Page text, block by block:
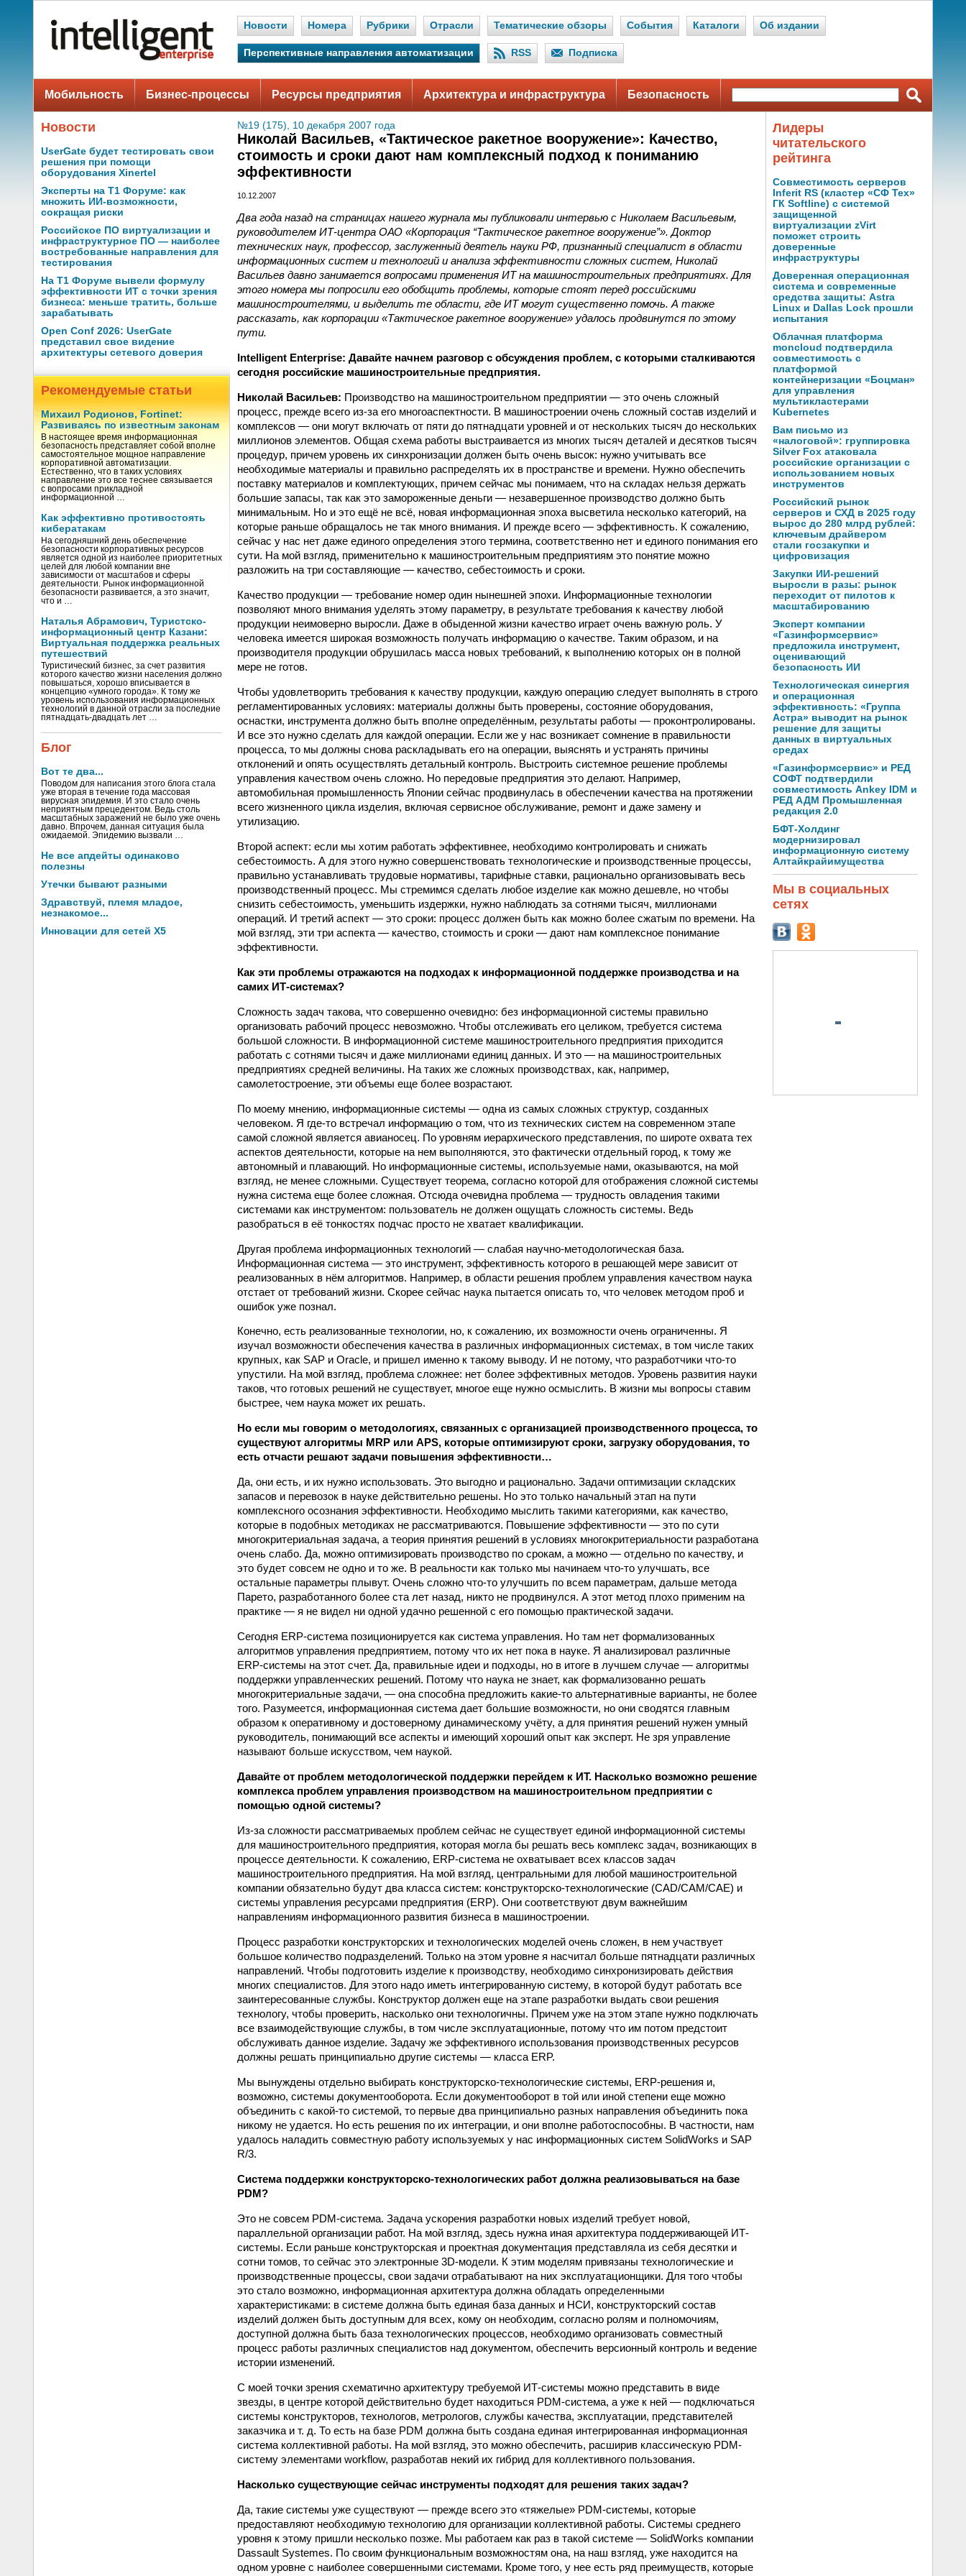
Новости Номера Рубрики Отрасли Тематические обзоры События Каталоги Об издании
Перспективные направления автоматизации RSS Подписка
Мобильность Бизнес-процессы Ресурсы предприятия Архитектура и инфраструктура Безопасность
Новости
UserGate будет тестировать свои
решения при помощи
оборудования Xinertel
Эксперты на Т1 Форуме: как
множить ИИ-возможности,
сокращая риски
Российское ПО виртуализации и
инфраструктурное ПО — наиболее
востребованные направления для
тестирования
На Т1 Форуме вывели формулу
эффективности ИТ с точки зрения
бизнеса: меньше тратить, больше
зарабатывать
Open Conf 2026: UserGate
представил свое видение
архитектуры сетевого доверия
Рекомендуемые статьи
Михаил Родионов, Fortinet:
Развиваясь по известным законам
В настоящее время информационная
безопасность представляет собой вполне
самостоятельное мощное направление
корпоративной автоматизации.
Естественно, что в таких условиях
направление это все теснее связывается
с вопросами прикладной
информационной …
Как эффективно противостоять
кибератакам
На сегодняшний день обеспечение
безопасности корпоративных ресурсов
является одной из наиболее приоритетных
целей для любой компании вне
зависимости от масштабов и сферы
деятельности. Рынок информационной
безопасности развивается, а это значит,
что и …
Наталья Абрамович, Туристско-
информационный центр Казани:
Виртуальная поддержка реальных
путешествий
Туристический бизнес, за счет развития
которого качество жизни населения должно
повышаться, хорошо вписывается в
концепцию «умного города». К тому же
уровень использования информационных
технологий в данной отрасли за последние
пятнадцать-двадцать лет …
Блог
Вот те два...
Поводом для написания этого блога стала
уже вторая в течение года массовая
вирусная эпидемия. И это стало очень
неприятным прецедентом. Ведь столь
масштабных заражений не было уже очень
давно. Впрочем, данная ситуация была
ожидаемой. Эпидемию вызвали …
Не все апдейты одинаково
полезны
Утечки бывают разными
Здравствуй, племя младое,
незнакомое...
Инновации для сетей X5
№19 (175), 10 декабря 2007 года
Николай Васильев, «Тактическое ракетное вооружение»: Качество,
стоимость и сроки дают нам комплексный подход к пониманию
эффективности
10.12.2007
Два года назад на страницах нашего журнала мы публиковали интервью с Николаем Васильевым,
руководителем ИТ-центра ОАО «Корпорация “Тактическое ракетное вооружение”». Доктор
технических наук, профессор, заслуженный деятель науки РФ, признанный специалист в области
информационных систем и технологий и анализа эффективности сложных систем, Николай
Васильев давно занимается вопросами применения ИТ на машиностроительных предприятиях. Для
этого номера мы попросили его обобщить проблемы, которые стоят перед российскими
машиностроителями, и выделить те области, где ИТ могут существенно помочь. А также
рассказать, как корпорации «Тактическое ракетное вооружение» удалось продвинутся по этому
пути.
Intelligent Enterprise: Давайте начнем разговор с обсуждения проблем, с которыми сталкиваются
сегодня российские машиностроительные предприятия.
Николай Васильев: Производство на машиностроительном предприятии — это очень сложный
процесс, прежде всего из-за его многоаспектности. В машиностроении очень сложный состав изделий и
комплексов — они могут включать от пяти до пятнадцати уровней и от нескольких тысяч до нескольких
миллионов элементов. Общая схема работы выстраивается из многих тысяч деталей и десятков тысяч
процедур, причем уровень их синхронизации должен быть очень высок: нужно учитывать все
необходимые материалы и правильно распределять их в пространстве и времени. Нужно обеспечить
поставку материалов и комплектующих, причем сейчас мы понимаем, что на складах нельзя держать
большие запасы, так как это замороженные деньги — незавершенное производство должно быть
минимальным. Но и это ещё не всё, новая информационная эпоха высветила несколько категорий, на
которые раньше обращалось не так много внимания. И прежде всего — эффективность. К сожалению,
сейчас у нас нет даже единого определения этого термина, соответственно нет и единого понимания его
сути. На мой взгляд, применительно к машиностроительным предприятиям это понятие можно
разложить на три составляющие — качество, себестоимость и сроки.
Качество продукции — требование номер один нынешней эпохи. Информационные технологии
позволяют много внимания уделять этому параметру, в результате требования к качеству любой
продукции неимоверно выросли. Даже в обыденной жизни качество играет очень важную роль. У
человека имеется широкая возможность получать информацию о качестве. Таким образом, и на
производителя продукции обрушилась масса новых требований, к выполнению которых он в полной
мере не готов.
Чтобы удовлетворить требования к качеству продукции, каждую операцию следует выполнять в строго
регламентированных условиях: материалы должны быть проверены, состояние оборудования,
оснастки, инструмента должно быть вполне определённым, результаты работы — проконтролированы.
И все это нужно сделать для каждой операции. Если же у нас возникает сомнение в правильности
процесса, то мы должны снова раскладывать его на операции, выяснять и устранять причины
отклонений и опять осуществлять детальный контроль. Выстроить системное решение проблемы
управления качеством очень сложно. Но передовые предприятия это делают. Например,
автомобильная промышленность Японии сейчас продвинулась в обеспечении качества на протяжении
всего жизненного цикла изделия, включая сервисное обслуживание, ремонт и даже замену и
утилизацию.
Второй аспект: если мы хотим работать эффективнее, необходимо контролировать и снижать
себестоимость. А для этого нужно совершенствовать технологические и производственные процессы,
правильно устанавливать трудовые нормативы, тарифные ставки, рационально организовывать весь
производственный процесс. Мы стремимся сделать любое изделие как можно дешевле, но чтобы
снизить себестоимость, уменьшить издерж­ки, нужно наблюдать за сотнями тысяч, миллионами
операций. И третий аспект — это сроки: процесс должен быть как можно более сжатым по времени. На
мой взгляд, эти три аспекта — качество, стоимость и сроки — дают нам комплексное понимание
эффективности.
Как эти проблемы отражаются на подходах к информационной поддерж­ке производства и на
самих ИТ-системах?
Сложность задач такова, что совершенно очевидно: без информационной системы правильно
организовать рабочий процесс невозможно. Чтобы отслеживать его целиком, требуется система
большой сложности. В информационной системе машиностроительного предприятия приходится
работать с сотнями тысяч и даже миллионами единиц данных. И это — на машиностроительных
предприятиях средней величины. На таких же сложных производствах, как, например,
самолетостроение, эти объемы еще более возрастают.
По моему мнению, информационные системы — одна из самых сложных структур, созданных
человеком. Я где-то встречал информацию о том, что из технических систем на современном этапе
самой сложной является авианосец. По уровням иерархического представления, по широте охвата тех
аспектов деятельности, которые на нем выполняются, это фактически отдельный город, к тому же
автономный и плавающий. Но информационные системы, используемые нами, оказываются, на мой
взгляд, не менее сложными. Существует теорема, согласно которой для отображения сложной системы
нужна система еще более сложная. Отсюда очевидна проблема — трудность овладения такими
системами как инструментом: пользователь не должен ощущать сложность системы. Ведь
разобраться в её тонкостях подчас просто не хватает квалификации.
Другая проблема информационных технологий — слабая научно-методологическая база.
Информационная система — это инструмент, эффективность которого в решающей мере зависит от
реализованных в нём алгоритмов. Например, в области решения проблем управления качеством наука
отстает от требований жизни. Скорее сейчас наука пытается описать то, что человек методом проб и
ошибок уже познал.
Конечно, есть реализованные технологии, но, к сожалению, их возможности очень ограниченны. Я
изучал возможности обеспечения качества в различных информационных системах, в том числе таких
крупных, как SAP и Oracle, и пришел именно к такому выводу. И не потому, что разработчики что-то
упустили. На мой взгляд, проблема сложнее: нет более эффективных методов. Уровень развития науки
таков, что готовых решений не существует, многое еще нужно осмыслить. В жизни мы вопросы ставим
быстрее, чем наука может их решать.
Но если мы говорим о методологиях, связанных с организацией производственного процесса, то
существуют алгоритмы MRP или APS, которые оптимизируют сроки, загрузку оборудования, то
есть отчасти решают задачи повышения эффективности…
Да, они есть, и их нужно использовать. Это выгодно и рационально. Задачи оптимизации складских
запасов и перевозок в науке действительно решены. Но это только начальный этап на пути
комплексного осознания эффективности. Необходимо мыслить такими категориями, как качество,
которые в подобных методиках не рассматриваются. Повышение эффективности — это по сути
многокритериальная задача, а теория принятия решений в условиях многокритериальности разработана
очень слабо. Да, можно оптимизировать производство по срокам, а можно — отдельно по качеству, и
это будет совсем не одно и то же. В реальности как только мы начинаем что-то улучшать, все
остальные параметры плывут. Очень сложно что-то улучшить по всем параметрам, дальше метода
Парето, разработанного более ста лет назад, никто не продвинулся. А этот метод плохо применим на
практике — я не видел ни одной удачно решенной с его помощью практической задачи.
Сегодня ERP-система позиционируется как система управления. Но там нет формализованных
алгоритмов управления предприятием, потому что их нет пока в науке. Я анализировал различные
ERP-системы на этот счет. Да, правильные идеи и подходы, но в итоге в лучшем случае — алгоритмы
поддержки управленческих решений. Потому что наука не знает, как формализованно решать
многокритериальные задачи, — она способна предложить какие-то альтернативные варианты, не более
того. Разумеется, информационная система дает большие возможности, но они сводятся главным
образом к оперативному и достоверному динамическому учёту, а для принятия решений нужен умный
руководитель, понимающий все аспекты и имеющий хороший опыт как эксперт. Не зря управление
называют больше искусством, чем наукой.
Давайте от проблем методологической поддержки перейдем к ИТ. Насколько возможно решение
комплекса проблем управления производством на машиностроительном предприятии с
помощью одной системы?
Из-за сложности рассматриваемых проблем сейчас не существует единой информационной системы
для машиностроительного предприятия, которая могла бы решать весь комплекс задач, возникающих в
процессе деятельности. К сожалению, ERP-система не охватывает всех классов задач
машиностроительного предприятия. На мой взгляд, центральными для любой машиностроительной
компании обязательно будут два класса систем: конструкторско-технологические (CAD/САМ/САЕ) и
системы управления ресурсами предприятия (ERP). Они соответствуют двум важнейшим
направлениям информационного развития бизнеса в машиностроении.
Процесс разработки конструкторских и технологических моделей очень сложен, в нем участвует
большое количество подразделений. Только на этом уровне я насчитал больше пятнадцати различных
направлений. Чтобы подготовить изделие к производству, необходимо синхронизировать действия
многих специалистов. Для этого надо иметь интегрированную систему, в которой будут работать все
заинтересованные службы. Конструктор должен еще на этапе разработки выдать свои решения
технологу, чтобы проверить, насколько они технологичны. Причем уже на этом этапе нужно подключать
все взаимодействующие службы, в том числе эксплуатационные, потому что им потом предстоит
обслуживать данное изделие. Задачу же эффективного использования производственных ресурсов
должны решать принципиально другие системы — класса ERP.
Мы вынуждены отдельно выбирать конструкторско-технологические системы, ERP-решения и,
возможно, системы документооборота. Если документооборот в той или иной степени еще можно
объединить с какой-то системой, то первые два принципиально разных направления объединить пока
никому не удается. Но есть решения по их интеграции, и они вполне работоспособны. В частности, нам
удалось наладить совместную работу используемых у нас информационных систем SolidWorks и SAP
R/3.
Система поддержки конструкторско-технологических работ должна реализовываться на базе
PDM?
Это не совсем PDM-система. Задача ускорения разработки новых изделий требует новой,
параллельной организации работ. На мой взгляд, здесь нужна иная архитектура поддерживающей ИТ-
системы. Если раньше конструкторская и проектная документация представляла из себя десятки и
сотни томов, то сейчас это электронные 3D-модели. К этим моделям привязаны технологические и
производственные процессы, свои задачи отрабатывают на них эксплуатационщики. Для того чтобы
это стало возможно, информационная архитектура должна обладать определенными
характеристиками: в системе должна быть единая база данных и НСИ, конструкторский состав
изделий должен быть доступным для всех, кому он необходим, согласно ролям и полномочиям,
доступной должна быть база технологических процессов, необходимо организовать совместный
процесс работы различных специалистов над документом, обеспечить версионный контроль и ведение
истории изменений.
С моей точки зрения схематично архитектуру требуемой ИТ-системы можно представить в виде
звезды, в центре которой действительно будет находиться PDM-система, а уже к ней — подключаться
системы конструкторов, технологов, метрологов, службы качества, эксплуатации, представителей
заказчика и т. д. То есть на базе PDM должна быть создана единая интегрированная информационная
система коллективной работы. На мой взгляд, это можно обеспечить, расширив классическую PDM-
систему элементами workflow, разработав некий их гибрид для коллективного пользования.
Насколько существующие сейчас инструменты подходят для решения таких задач?
Да, такие системы уже существуют — прежде всего это «тяжелые» PDM-системы, которые
предоставляют необходимую технологию для организации коллективной работы. Системы среднего
уровня к этому пришли несколько позже. Мы работаем как раз в такой системе — SolidWorks компании
Dassault Systemes. По своим функциональным возможностям она, на наш взгляд, уже находится на
одном уровне с наиболее совершенными системами. Кроме того, у нее есть ряд преимуществ, которые
Лидеры
читательского
рейтинга
Совместимость серверов
Inferit RS (кластер «СФ Тех»
ГК Softline) с системой
защищенной
виртуализации zVirt
поможет строить
доверенные
инфраструктуры
Доверенная операционная
система и современные
средства защиты: Astra
Linux и Dallas Lock прошли
испытания
Облачная платформа
moncloud подтвердила
совместимость с
платформой
контейнеризации «Боцман»
для управления
мультикластерами
Kubernetes
Вам письмо из
«налоговой»: группировка
Silver Fox атаковала
российские организации с
использованием новых
инструментов
Российский рынок
серверов и СХД в 2025 году
вырос до 280 млрд рублей:
ключевым драйвером
стали госзакупки и
цифровизация
Закупки ИИ-решений
выросли в разы: рынок
переходит от пилотов к
масштабированию
Эксперт компании
«Газинформсервис»
предложила инструмент,
оценивающий
безопасность ИИ
Технологическая синергия
и операционная
эффективность: «Группа
Астра» выводит на рынок
решение для защиты
данных в виртуальных
средах
«Газинформсервис» и РЕД
СОФТ подтвердили
совместимость Ankey IDM и
РЕД АДМ Промышленная
редакция 2.0
БФТ-Холдинг
модернизировал
информационную систему
Алтайкрайимущества
Мы в социальных
сетях